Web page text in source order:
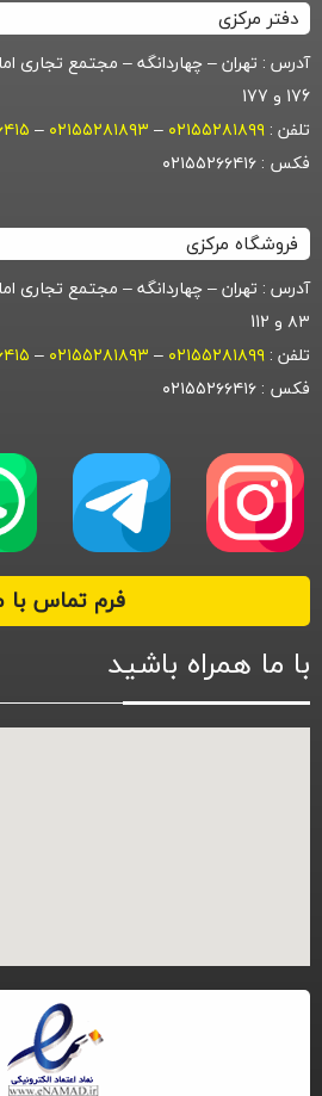
دفتر مرکزی
آدرس : تهران – چهاردانگه – مجتمع تجاری
176 و 177
تلفن : ۰۲۱۵۵۲۸۱۸۹۹ – ۰۲۱۵۵۲۸۱۸۹۳ –
فکس : ۰۲۱۵۵۲۶۶۴۱۶
فروشگاه مرکزی
آدرس : تهران – چهاردانگه – مجتمع تجاری
۸۳ و 112
تلفن : ۰۲۱۵۵۲۸۱۸۹۹ – ۰۲۱۵۵۲۸۱۸۹۳ –
فکس : ۰۲۱۵۵۲۶۶۴۱۶
فرم تماس با
با ما همراه باشید